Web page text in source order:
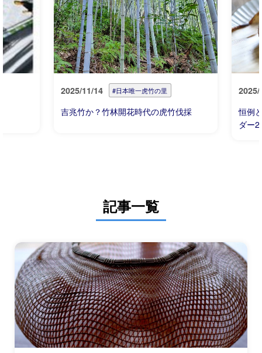
2025/11/14 #日本唯一虎竹の里
吉兆竹か？竹林開花時代の虎竹伐採
2025/
恒例
ダー
記事一覧